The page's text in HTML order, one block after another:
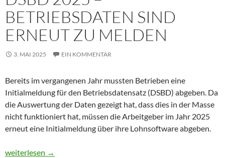
BETRIEBSDATEN SIND
ERNEUT ZU MELDEN
3. MAI 2025 EIN KOMMENTAR
Bereits im vergangenen Jahr mussten Betrieben eine
Initialmeldung für den Betriebsdatensatz (DSBD) abgeben. Da
die Auswertung der Daten gezeigt hat, dass dies in der Masse
nicht funktioniert hat, müssen die Arbeitgeber im Jahr 2025
erneut eine Initialmeldung über ihre Lohnsoftware abgeben.
DSBD 2025 – Betriebsdaten sind erneut zu melden
weiterlesen →